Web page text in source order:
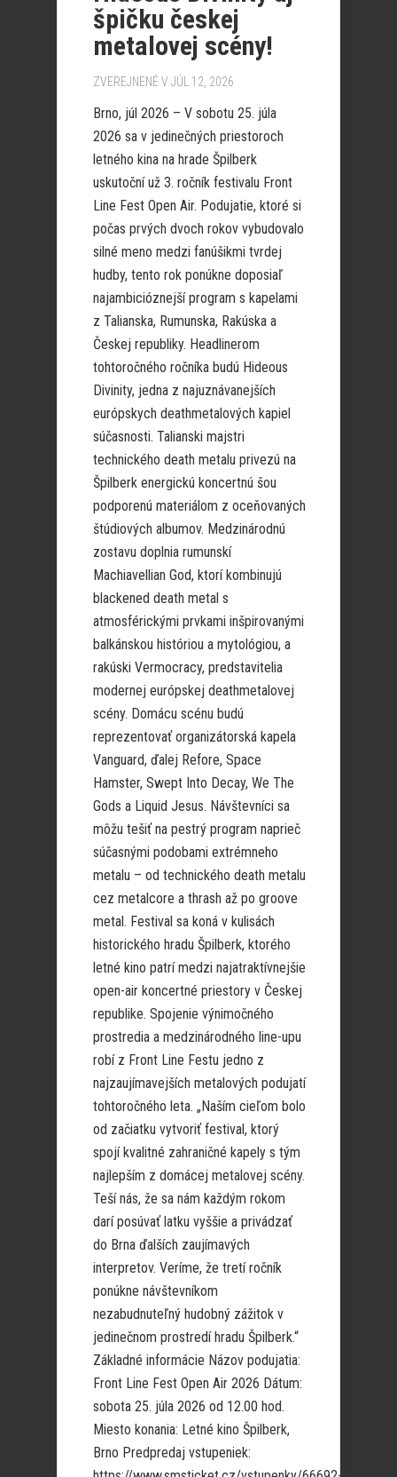
špičku českej
metalovej scény!
ZVEREJNENÉ V JÚL 12, 2026
Brno, júl 2026 – V sobotu 25. júla
2026 sa v jedinečných priestoroch
letného kina na hrade Špilberk
uskutoční už 3. ročník festivalu Front
Line Fest Open Air. Podujatie, ktoré si
počas prvých dvoch rokov vybudovalo
silné meno medzi fanúšikmi tvrdej
hudby, tento rok ponúkne doposiaľ
najambicióznejší program s kapelami
z Talianska, Rumunska, Rakúska a
Českej republiky. Headlinerom
tohtoročného ročníka budú Hideous
Divinity, jedna z najuznávanejších
európskych deathmetalových kapiel
súčasnosti. Talianski majstri
technického death metalu privezú na
Špilberk energickú koncertnú šou
podporenú materiálom z oceňovaných
štúdiových albumov. Medzinárodnú
zostavu doplnia rumunskí
Machiavellian God, ktorí kombinujú
blackened death metal s
atmosférickými prvkami inšpirovanými
balkánskou históriou a mytológiou, a
rakúski Vermocracy, predstavitelia
modernej európskej deathmetalovej
scény. Domácu scénu budú
reprezentovať organizátorská kapela
Vanguard, ďalej Refore, Space
Hamster, Swept Into Decay, We The
Gods a Liquid Jesus. Návštevníci sa
môžu tešiť na pestrý program naprieč
súčasnými podobami extrémneho
metalu – od technického death metalu
cez metalcore a thrash až po groove
metal. Festival sa koná v kulisách
historického hradu Špilberk, ktorého
letné kino patrí medzi najatraktívnejšie
open-air koncertné priestory v Českej
republike. Spojenie výnimočného
prostredia a medzinárodného line-upu
robí z Front Line Festu jedno z
najzaujímavejších metalových podujatí
tohtoročného leta. „Naším cieľom bolo
od začiatku vytvoriť festival, ktorý
spojí kvalitné zahraničné kapely s tým
najlepším z domácej metalovej scény.
Teší nás, že sa nám každým rokom
darí posúvať latku vyššie a privádzať
do Brna ďalších zaujímavých
interpretov. Veríme, že tretí ročník
ponúkne návštevníkom
nezabudnuteľný hudobný zážitok v
jedinečnom prostredí hradu Špilberk.“
Základné informácie Názov podujatia:
Front Line Fest Open Air 2026 Dátum:
sobota 25. júla 2026 od 12.00 hod.
Miesto konania: Letné kino Špilberk,
Brno Predpredaj vstupeniek: